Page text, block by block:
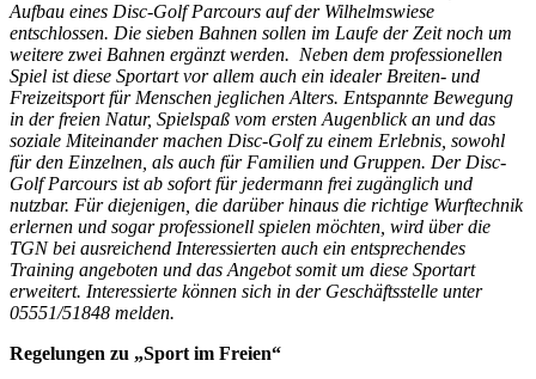
Aufbau eines Disc-Golf Parcours auf der Wilhelmswiese
entschlossen. Die sieben Bahnen sollen im Laufe der Zeit noch um
weitere zwei Bahnen ergänzt werden. Neben dem professionellen
Spiel ist diese Sportart vor allem auch ein idealer Breiten- und
Freizeitsport für Menschen jeglichen Alters. Entspannte Bewegung
in der freien Natur, Spielspaß vom ersten Augenblick an und das
soziale Miteinander machen Disc-Golf zu einem Erlebnis, sowohl
für den Einzelnen, als auch für Familien und Gruppen. Der Disc-
Golf Parcours ist ab sofort für jedermann frei zugänglich und
nutzbar. Für diejenigen, die darüber hinaus die richtige Wurftechnik
erlernen und sogar professionell spielen möchten, wird über die
TGN bei ausreichend Interessierten auch ein entsprechendes
Training angeboten und das Angebot somit um diese Sportart
erweitert. Interessierte können sich in der Geschäftsstelle unter
05551/51848 melden.
Regelungen zu „Sport im Freien“